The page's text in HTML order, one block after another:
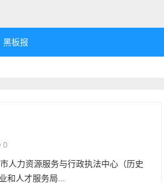
黑板报
0
人力资源服务与行政执法中心（历史
和人才服务局...